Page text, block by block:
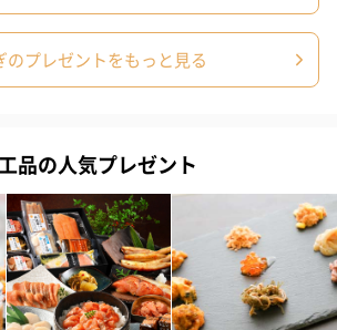
のプレゼントをもっと見る
品の人気プレゼント